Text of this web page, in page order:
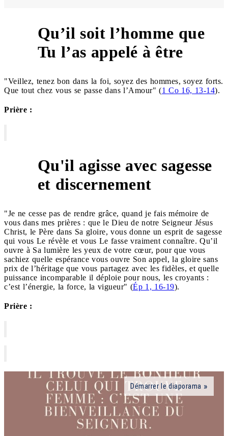
Qu’il soit l’homme que
Tu l’as appelé à être
"Veillez, tenez bon dans la foi, soyez des hommes, soyez forts.
Que tout chez vous se passe dans l’Amour" (1 Co 16, 13-14).
Prière :
Qu'il agisse avec sagesse
et discernement
"Je ne cesse pas de rendre grâce, quand je fais mémoire de
vous dans mes prières : que le Dieu de notre Seigneur Jésus
Christ, le Père dans Sa gloire, vous donne un esprit de sagesse
qui vous Le révèle et vous Le fasse vraiment connaître. Qu’il
ouvre à Sa lumière les yeux de votre cœur, pour que vous
sachiez quelle espérance vous ouvre Son appel, la gloire sans
prix de l’héritage que vous partagez avec les fidèles, et quelle
puissance incomparable il déploie pour nous, les croyants :
c’est l’énergie, la force, la vigueur" (Ép 1, 16-19).
Prière :
Démarrer le diaporama